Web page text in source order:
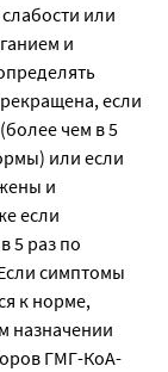
или
и
если
чем в 5
или если
и
если
5 раз по
симптомы
к норме,
назначении
ГМГ-КоА-